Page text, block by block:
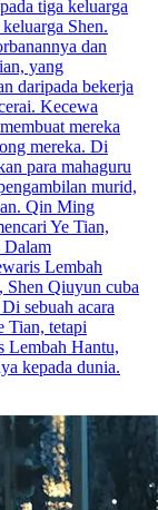
tiga keluarga
Shen.
dan
yang
daripada bekerja
Kecewa
mereka
mereka. Di
para mahaguru
murid,
Qin Ming
Ye Tian,
Dalam
Lembah
Shen Qiuyun cuba
sebuah acara
Tian, tetapi
Lembah Hantu,
kepada dunia.